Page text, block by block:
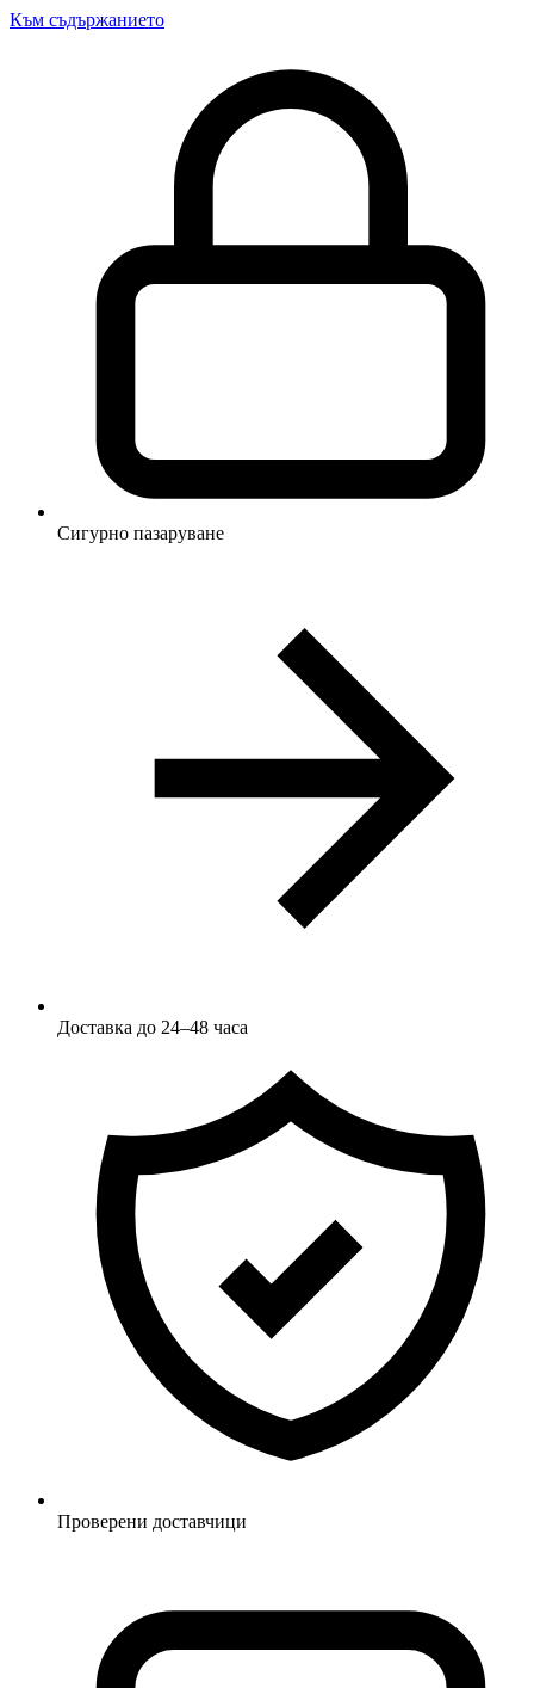
Към съдържанието
Сигурно пазаруване
Доставка до 24–48 часа
Проверени доставчици